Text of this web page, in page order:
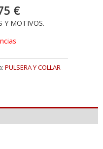
€
Y MOTIVOS.
PULSERA Y COLLAR